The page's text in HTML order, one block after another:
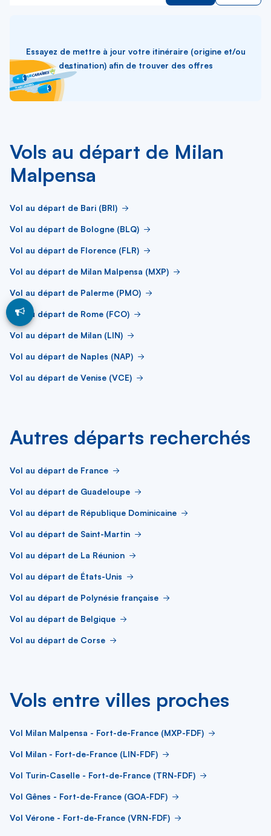
Essayez de mettre à jour votre itinéraire (origine et/ou
destination) afin de trouver des offres
Vols au départ de Milan
Malpensa
Vol au départ de Bari (BRI)
Vol au départ de Bologne (BLQ)
Vol au départ de Florence (FLR)
Vol au départ de Milan Malpensa (MXP)
Vol au départ de Palerme (PMO)
Vol au départ de Rome (FCO)
Vol au départ de Milan (LIN)
Vol au départ de Naples (NAP)
Vol au départ de Venise (VCE)
Autres départs recherchés
Vol au départ de France
Vol au départ de Guadeloupe
Vol au départ de République Dominicaine
Vol au départ de Saint-Martin
Vol au départ de La Réunion
Vol au départ de États-Unis
Vol au départ de Polynésie française
Vol au départ de Belgique
Vol au départ de Corse
Vols entre villes proches
Vol Milan Malpensa - Fort-de-France (MXP-FDF)
Vol Milan - Fort-de-France (LIN-FDF)
Vol Turin-Caselle - Fort-de-France (TRN-FDF)
Vol Gênes - Fort-de-France (GOA-FDF)
Vol Vérone - Fort-de-France (VRN-FDF)